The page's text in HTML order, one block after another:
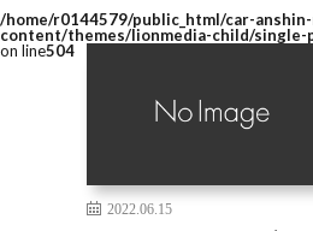
/home/r0144579/public_html/car-
content/themes/lionmedia-child/single-
on line504
2022.06.15